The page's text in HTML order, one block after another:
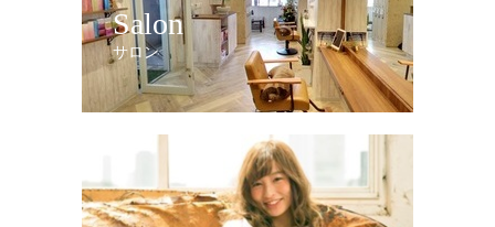
Salon
サロン